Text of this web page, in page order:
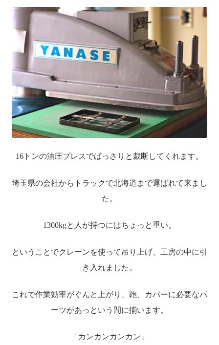
16トンの油圧プレスでばっさりと裁断してくれます。
埼玉県の会社からトラックで北海道まで運ばれて来まし
た。
1300kgと人が持つにはちょっと重い。
ということでクレーンを使って吊り上げ、工房の中に引
き入れました。
これで作業効率がぐんと上がり、鞄、カバーに必要なパ
ーツがあっという間に揃います。
「カンカンカンカン」